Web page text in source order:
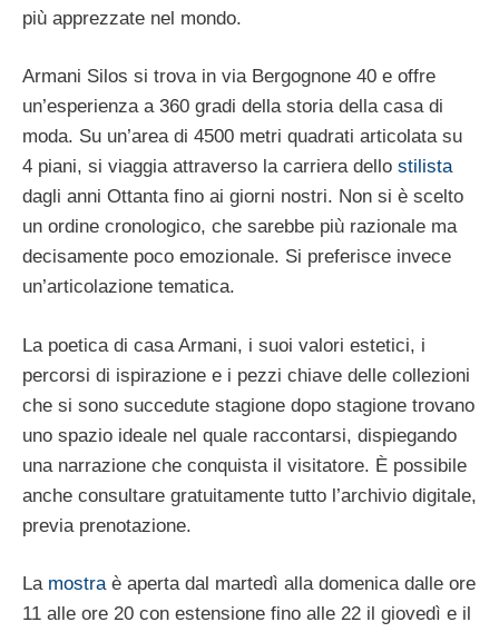
più apprezzate nel mondo.
Armani Silos si trova in via Bergognone 40 e offre
un’esperienza a 360 gradi della storia della casa di
moda. Su un’area di 4500 metri quadrati articolata su
4 piani, si viaggia attraverso la carriera dello stilista
dagli anni Ottanta fino ai giorni nostri. Non si è scelto
un ordine cronologico, che sarebbe più razionale ma
decisamente poco emozionale. Si preferisce invece
un’articolazione tematica.
La poetica di casa Armani, i suoi valori estetici, i
percorsi di ispirazione e i pezzi chiave delle collezioni
che si sono succedute stagione dopo stagione trovano
uno spazio ideale nel quale raccontarsi, dispiegando
una narrazione che conquista il visitatore. È possibile
anche consultare gratuitamente tutto l’archivio digitale,
previa prenotazione.
La mostraè aperta dal martedì alla domenica dalle ore
11 alle ore 20 con estensione fino alle 22 il giovedì e il